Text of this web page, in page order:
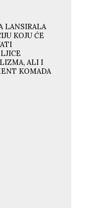
LANSIRALA
KOJU ĆE
ALI I
KOMADA